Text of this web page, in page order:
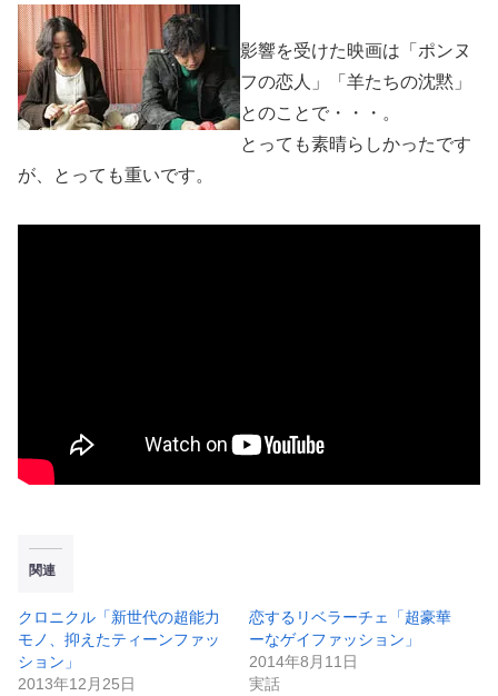
影響を受けた映画は「ポンヌ
フの恋人」「羊たちの沈黙」
とのことで・・・。
とっても素晴らしかったです
が、とっても重いです。
関連
クロニクル「新世代の超能力
モノ、抑えたティーンファッ
ション」
2013年12月25日
恋するリベラーチェ「超豪華
ーなゲイファッション」
2014年8月11日
実話